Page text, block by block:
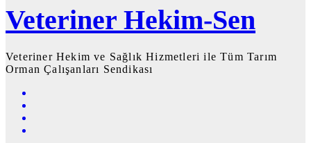
Veteriner Hekim-Sen
Veteriner Hekim ve Sağlık Hizmetleri ile Tüm Tarım
Orman Çalışanları Sendikası